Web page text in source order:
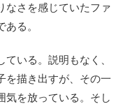
なさを感じていたファ
る。
いる。説明もなく、
を描き出すが、その一
気を放っている。そし